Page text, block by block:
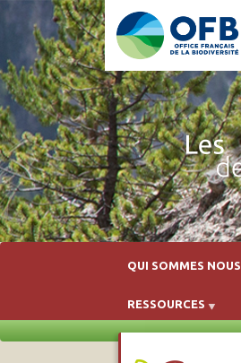
QUI SOMMES NOUS
RESSOURCES